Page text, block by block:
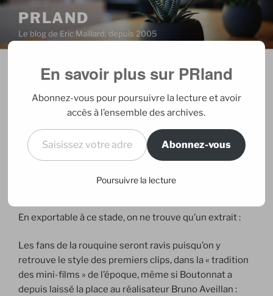
Aller
contenu
principal
PRLAND
Le blog de Eric Maillard, depuis 2005
PUBLIÉ
09/01/2009PARERIC
The Farmer Project en exclu sur le
Annoncé en grand renfort de communication,
l’exclusivité de l’intégralité du court-métrage de
Mylène Farmer échappe finalement à M6 puisqu’il est
En exportable à ce stade, on ne trouve qu’un extrait :
Les fans de la rouquine seront ravis puisqu’on y
retrouve le style des premiers clips, dans la « tradition
des mini-films » de l’époque, même si Boutonnat a
depuis laissé la place au réalisateur Bruno Aveillan :
En savoir plus sur PRland
Abonnez-vous pour poursuivre la lecture et avoir
accès à l’ensemble des archives.
Saisissez votre adresse e-mail…
Abonnez-vous
Poursuivre la lecture